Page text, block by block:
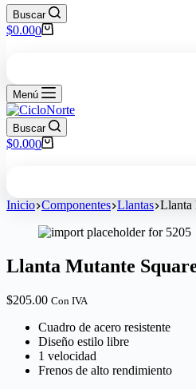
Buscar
$0.000
Menú
Buscar
$0.000
Inicio Componentes Llantas Llanta
Llanta Mutante
$205.00 Con IVA
Cuadro de acero resistente
Diseño estilo libre
1 velocidad
Frenos de alto rendimiento